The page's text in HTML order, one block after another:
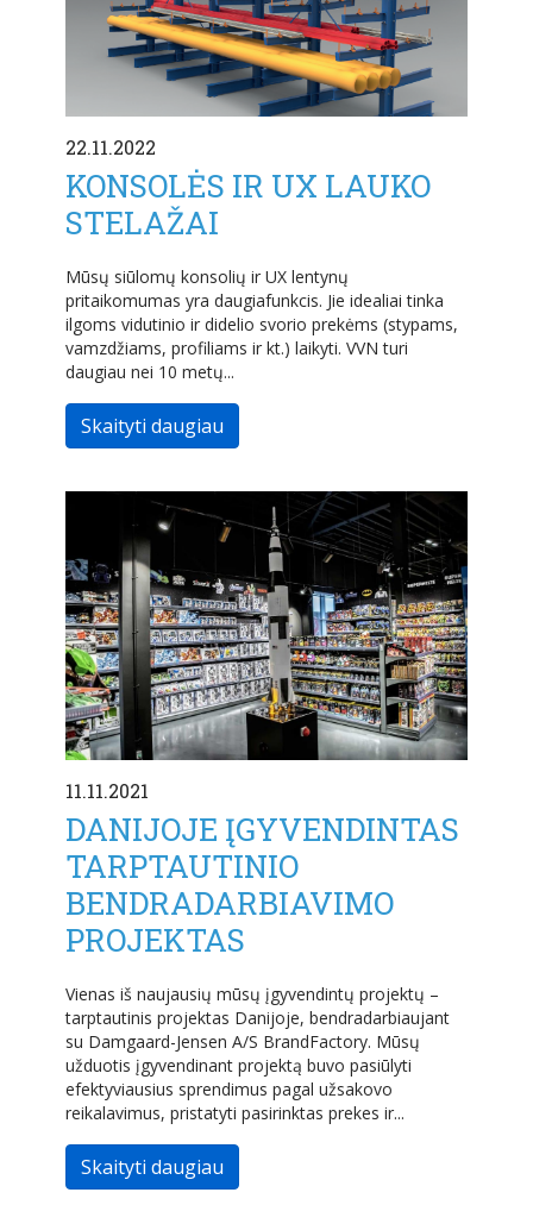
22.11.2022
KONSOLĖS IR UX LAUKO
STELAŽAI
Mūsų siūlomų konsolių ir UX lentynų
pritaikomumas yra daugiafunkcis. Jie idealiai tinka
ilgoms vidutinio ir didelio svorio prekėms (stypams,
vamzdžiams, profiliams ir kt.) laikyti. VVN turi
daugiau nei 10 metų...
Skaityti daugiau
11.11.2021
DANIJOJE ĮGYVENDINTAS
TARPTAUTINIO
BENDRADARBIAVIMO
PROJEKTAS
Vienas iš naujausių mūsų įgyvendintų projektų –
tarptautinis projektas Danijoje, bendradarbiaujant
su Damgaard-Jensen A/S BrandFactory. Mūsų
užduotis įgyvendinant projektą buvo pasiūlyti
efektyviausius sprendimus pagal užsakovo
reikalavimus, pristatyti pasirinktas prekes ir...
Skaityti daugiau